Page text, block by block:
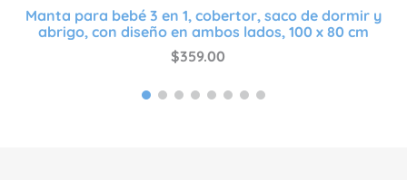
Manta para bebé 3 en 1, cobertor, saco de dormir y
abrigo, con diseño en ambos lados, 100 x 80 cm
$359.00